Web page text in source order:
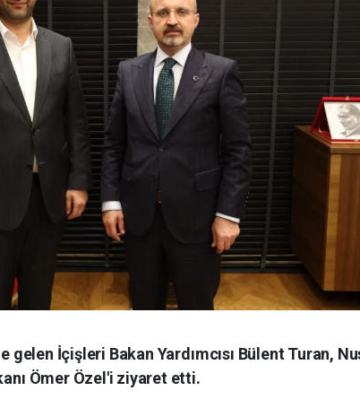
gelen İçişleri Bakan Yardımcısı Bülent Turan,
Ömer Özel'i ziyaret etti.